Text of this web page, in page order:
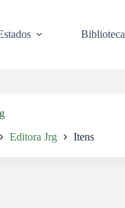
Biblioteca
Editora Jrg Itens